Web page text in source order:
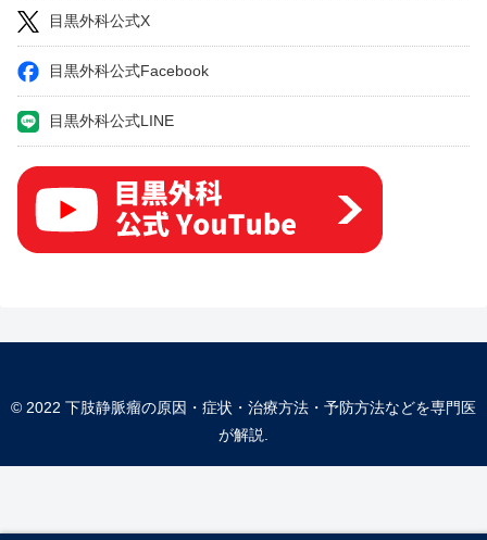
目黒外科公式X
目黒外科公式Facebook
目黒外科公式LINE
© 2022 下肢静脈瘤の原因・症状・治療方法・予防方法などを専門医
が解説.